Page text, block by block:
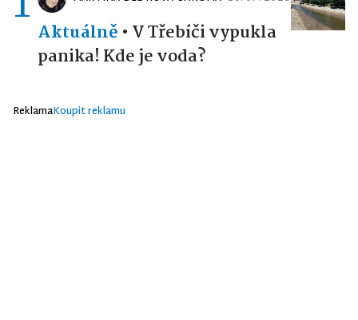
Aktuálně • V Třebíči vypukla
panika! Kde je voda?
ReklamaKoupit reklamu